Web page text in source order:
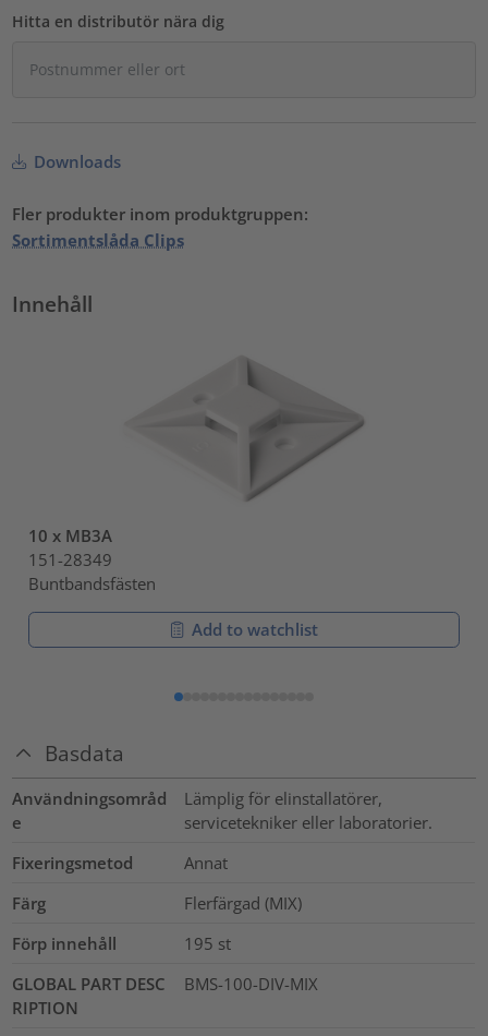
Hitta en distributör nära dig
Downloads
Fler produkter inom produktgruppen:
Sortimentslåda Clips
Innehåll
10 x MB3A
151-28349
Buntbandsfästen
Add to watchlist
Basdata
Användningsområd
e
Lämplig för elinstallatörer,
servicetekniker eller laboratorier.
Fixeringsmetod
Annat
Färg
Flerfärgad (MIX)
Förp innehåll
195 st
GLOBAL PART DESC
RIPTION
BMS-100-DIV-MIX